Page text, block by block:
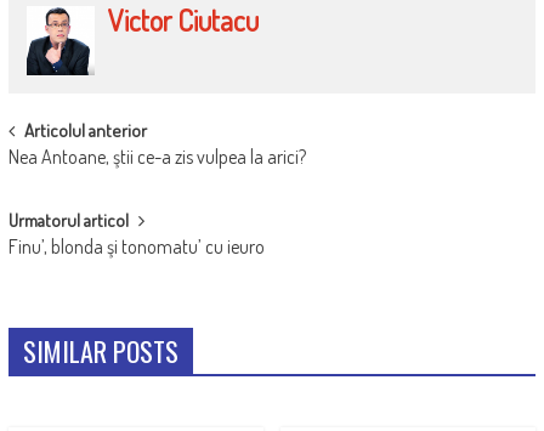
Victor Ciutacu
POST
NAVIGATION
Articolul anterior
Nea Antoane, ştii ce-a zis vulpea la arici?
Urmatorul articol
Finu’, blonda şi tonomatu’ cu ieuro
SIMILAR POSTS